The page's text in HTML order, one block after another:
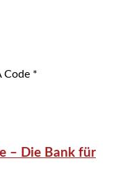
Code *
– Die Bank für